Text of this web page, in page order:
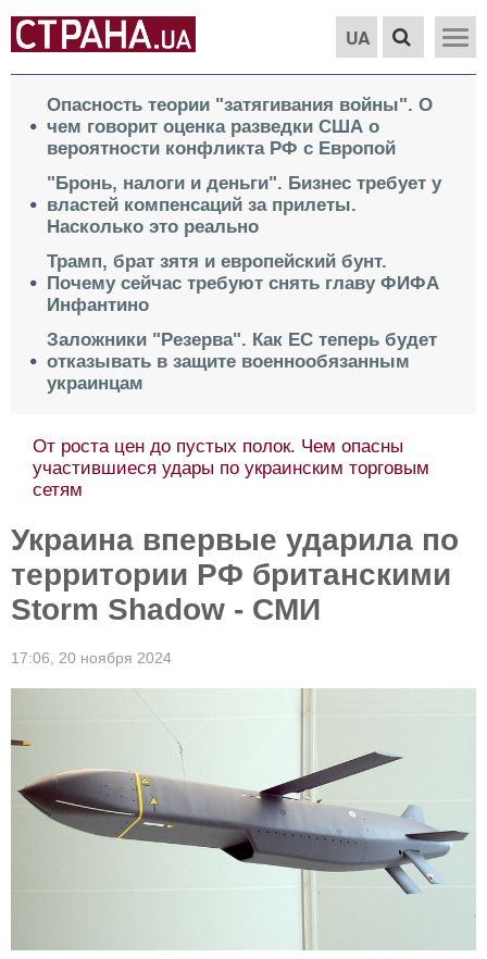
UA
Опасность теории "затягивания войны". О
чем говорит оценка разведки США о
вероятности конфликта РФ с Европой
"Бронь, налоги и деньги". Бизнес требует у
властей компенсаций за прилеты.
Насколько это реально
Трамп, брат зятя и европейский бунт.
Почему сейчас требуют снять главу ФИФА
Инфантино
Заложники "Резерва". Как ЕС теперь будет
отказывать в защите военнообязанным
украинцам
От роста цен до пустых полок. Чем опасны
участившиеся удары по украинским торговым
сетям
Украина впервые ударила по
территории РФ британскими
Storm Shadow - СМИ
17:06, 20 ноября 2024